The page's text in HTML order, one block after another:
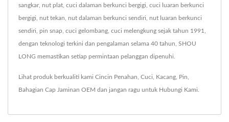
sangkar, nut plat, cuci dalaman berkunci bergigi, cuci luaran berkunci
bergigi, nut tekan, nut dalaman berkunci sendiri, nut luaran berkunci
sendiri, pin snap, cuci gelombang, cuci melengkung sejak tahun 1991,
dengan teknologi terkini dan pengalaman selama 40 tahun, SHOU
LONG memastikan setiap permintaan pelanggan dipenuhi.
Lihat produk berkualiti kami Cincin Penahan Cuci Kacang Pin
Bahagian Cap Jaminan OEM dan jangan ragu untuk Hubungi Kami